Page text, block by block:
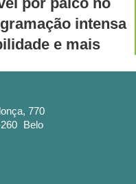
intensa
e mais
770
260 Belo